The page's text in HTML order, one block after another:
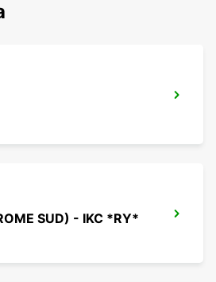
SUD) - IKC *RY*